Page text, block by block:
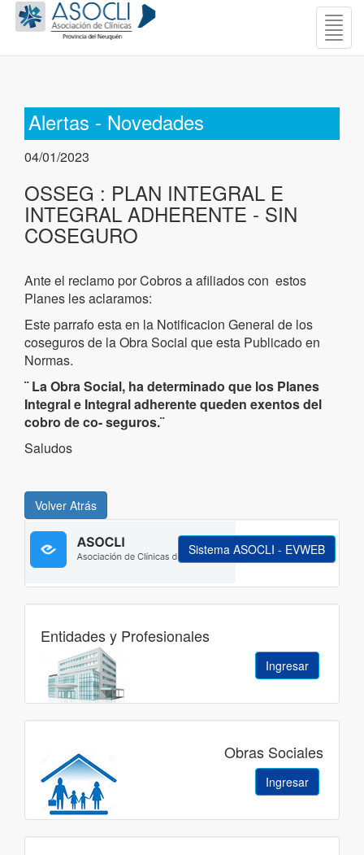
Alertas - Novedades
04/01/2023
OSSEG : PLAN INTEGRAL E
INTEGRAL ADHERENTE - SIN
COSEGURO
Ante el reclamo por Cobros a afiliados con estos
Planes les aclaramos:
Este parrafo esta en la Notificacion General de los
coseguros de la Obra Social que esta Publicado en
Normas.
¨ La Obra Social, ha determinado que los Planes
Integral e Integral adherente queden exentos del
cobro de co- seguros.¨
Saludos
Sistema ASOCLI - EVWEB
Entidades y Profesionales
Ingresar
Obras Sociales
Ingresar